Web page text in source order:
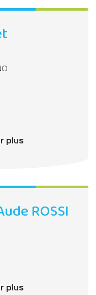
plus
ROSSI
plus